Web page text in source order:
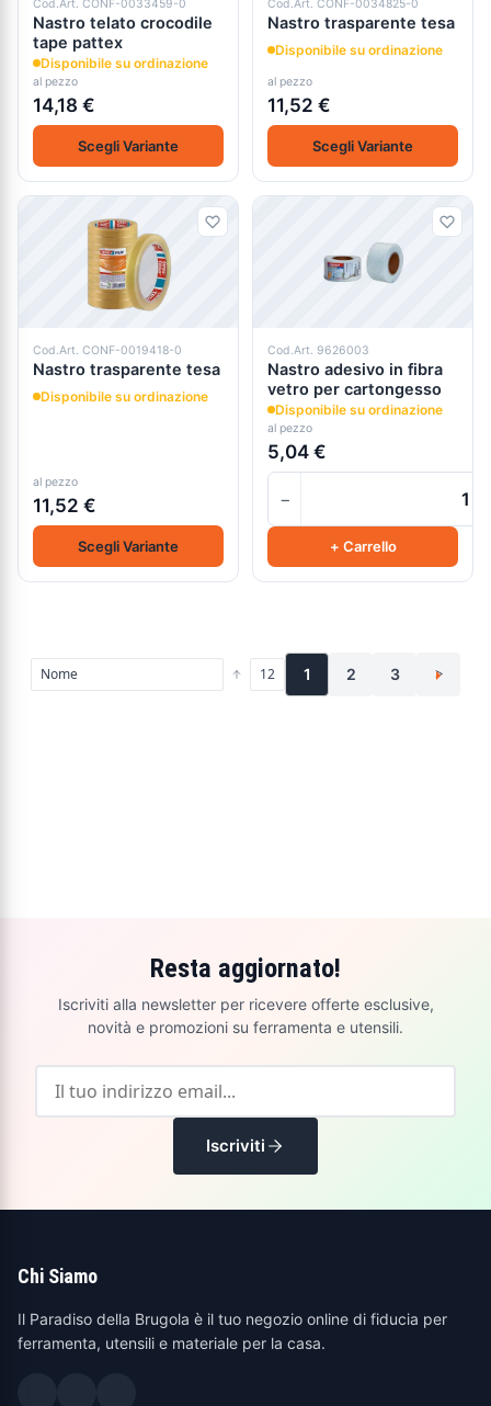
Cod.Art. CONF-0033459-0
Nastro telato crocodile
tape pattex
Disponibile su ordinazione
al pezzo
14,18 €
Scegli Variante
Cod.Art. CONF-0034825-0
Nastro trasparente tesa
Disponibile su ordinazione
al pezzo
11,52 €
Scegli Variante
Cod.Art. CONF-0019418-0
Nastro trasparente tesa
Disponibile su ordinazione
al pezzo
11,52 €
Scegli Variante
Cod.Art. 9626003
Nastro adesivo in fibra
vetro per cartongesso
Disponibile su ordinazione
al pezzo
5,04 €
−
+ Carrello
1 2 3 >
Resta aggiornato!
Iscriviti alla newsletter per ricevere offerte esclusive,
novità e promozioni su ferramenta e utensili.
Iscriviti
Chi Siamo
Il Paradiso della Brugola è il tuo negozio online di fiducia per
ferramenta, utensili e materiale per la casa.